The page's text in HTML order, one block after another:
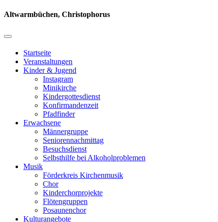
Altwarmbüchen, Christophorus
Startseite
Veranstaltungen
Kinder & Jugend
Instagram
Minikirche
Kindergottesdienst
Konfirmandenzeit
Pfadfinder
Erwachsene
Männergruppe
Seniorennachmittag
Besuchsdienst
Selbsthilfe bei Alkoholproblemen
Musik
Förderkreis Kirchenmusik
Chor
Kinderchorprojekte
Flötengruppen
Posaunenchor
Kulturangebote